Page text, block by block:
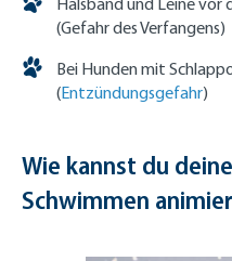
(Gefahr des Verfangens)
Bei Hunden mit
(Entzündungsgefahr)
Wie kannst du
Schwimmen